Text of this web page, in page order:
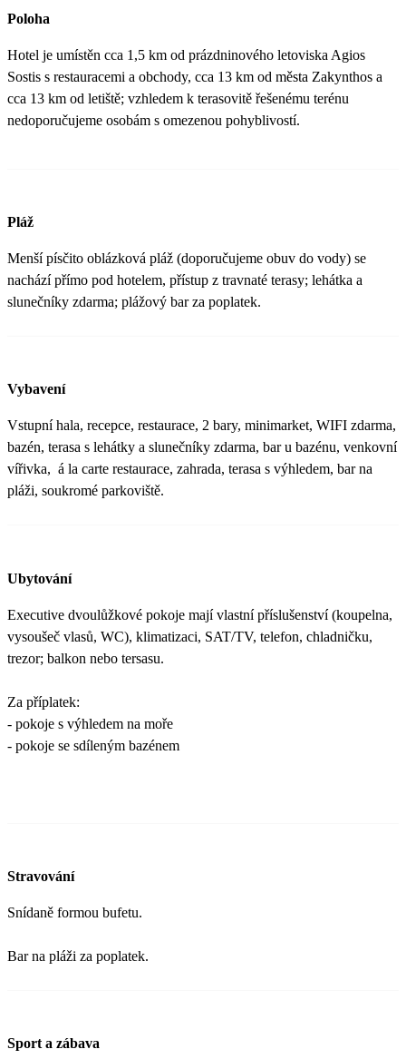
Poloha
Hotel je umístěn cca 1,5 km od prázdninového letoviska Agios
Sostis s restauracemi a obchody, cca 13 km od města Zakynthos a
cca 13 km od letiště; vzhledem k terasovitě řešenému terénu
nedoporučujeme osobám s omezenou pohyblivostí.
Pláž
Menší písčito oblázková pláž (doporučujeme obuv do vody) se
nachází přímo pod hotelem, přístup z travnaté terasy; lehátka a
slunečníky zdarma; plážový bar za poplatek.
Vybavení
Vstupní hala, recepce, restaurace, 2 bary, minimarket, WIFI zdarma,
bazén, terasa s lehátky a slunečníky zdarma, bar u bazénu, venkovní
vířivka, á la carte restaurace, zahrada, terasa s výhledem, bar na
pláži, soukromé parkoviště.
Ubytování
Executive dvoulůžkové pokoje mají vlastní příslušenství (koupelna,
vysoušeč vlasů, WC), klimatizaci, SAT/TV, telefon, chladničku,
trezor; balkon nebo tersasu.
Za příplatek:
- pokoje s výhledem na moře
- pokoje se sdíleným bazénem
Stravování
Snídaně formou bufetu.
Bar na pláži za poplatek.
Sport a zábava